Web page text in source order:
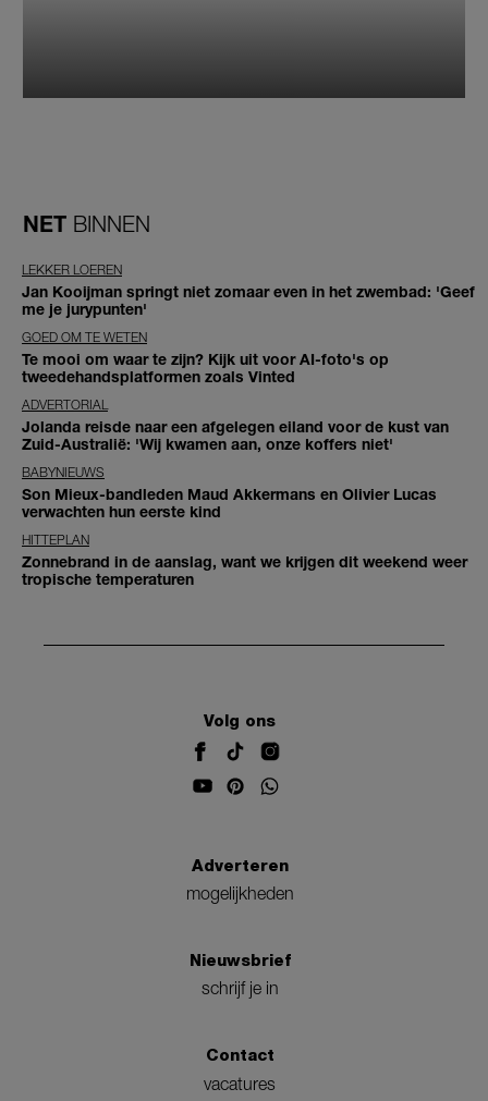
NET BINNEN
LEKKER LOEREN
Jan Kooijman springt niet zomaar even in het zwembad: 'Geef
me je jurypunten'
GOED OM TE WETEN
Te mooi om waar te zijn? Kijk uit voor AI-foto's op
tweedehandsplatformen zoals Vinted
ADVERTORIAL
Jolanda reisde naar een afgelegen eiland voor de kust van
Zuid-Australië: 'Wij kwamen aan, onze koffers niet'
BABYNIEUWS
Son Mieux-bandleden Maud Akkermans en Olivier Lucas
verwachten hun eerste kind
HITTEPLAN
Zonnebrand in de aanslag, want we krijgen dit weekend weer
tropische temperaturen
Volg ons
Adverteren
mogelijkheden
Nieuwsbrief
schrijf je in
Contact
vacatures